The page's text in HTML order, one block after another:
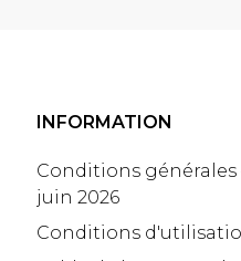
INFORMATION
Conditions générales
juin 2026
Conditions